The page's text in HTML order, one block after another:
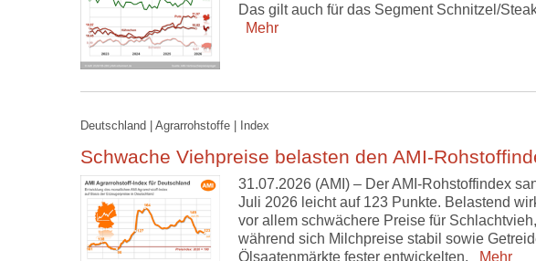
Das gilt auch für das Segment Schnitzel/
Mehr
Deutschland | Agrarrohstoffe | Index
Schwache Viehpreise belasten den AMI-
31.07.2026 (AMI) – Der AMI-Rohstoffindex
Juli 2026 leicht auf 123 Punkte. Belastend
vor allem schwächere Preise für Schlachtvieh,
während sich Milchpreise stabil sowie
Ölsaatenmärkte fester entwickelten.
Mehr